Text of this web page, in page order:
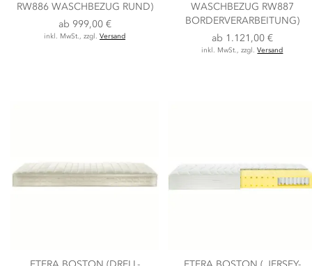
RW886 WASCHBEZUG RUND)
ab 999,00 €
inkl. MwSt., zzgl. Versand
WASCHBEZUG RW887
BORDERVERARBEITUNG)
ab 1.121,00 €
inkl. MwSt., zzgl.Versand